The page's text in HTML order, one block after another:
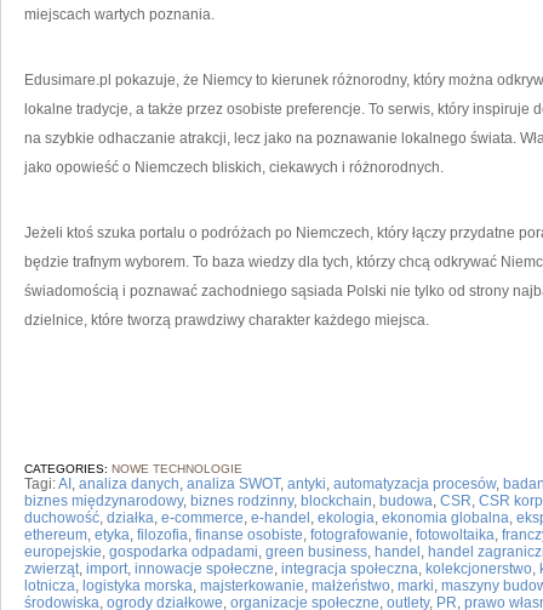
miejscach wartych poznania.
Edusimare.pl pokazuje, że Niemcy to kierunek różnorodny, który można
lokalne tradycje, a także przez osobiste preferencje. To serwis, który inspiruje
na szybkie odhaczanie atrakcji, lecz jako na poznawanie lokalnego świata.
jako opowieść o Niemczech bliskich, ciekawych i różnorodnych.
Jeżeli ktoś szuka portalu o podróżach po Niemczech, który łączy przydatne
będzie trafnym wyborem. To baza wiedzy dla tych, którzy chcą odkrywać
świadomością i poznawać zachodniego sąsiada Polski nie tylko od strony
dzielnice, które tworzą prawdziwy charakter każdego miejsca.
CATEGORIES: NOWE TECHNOLOGIE
Tagi:AI , analiza danych, analiza SWOT, antyki, automatyzacja procesów,
biznes międzynarodowy, biznes rodzinny, blockchain, budowa, CSR, CSR
duchowość, działka, e-commerce, e-handel , ekologia, ekonomia globalna,
ethereum, etyka, filozofia, finanse osobiste, fotografowanie, fotowoltaika,
europejskie, gospodarka odpadami, green business, handel , handel
zwierząt, import, innowacje społeczne, integracja społeczna, kolekcjonerstwo,
lotnicza, logistyka morska, majsterkowanie, małżeństwo, marki, maszyny
środowiska, ogrody działkowe, organizacje społeczne, outlety, PR, prawo